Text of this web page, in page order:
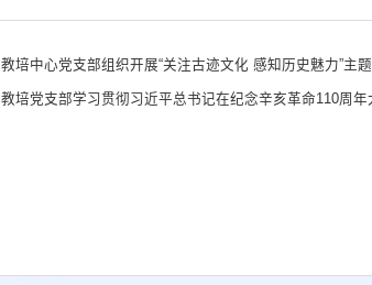
教培中心党支部组织开展“关注古迹文化 感知历史魅力”主
教培党支部学习贯彻习近平总书记在纪念辛亥革命110周